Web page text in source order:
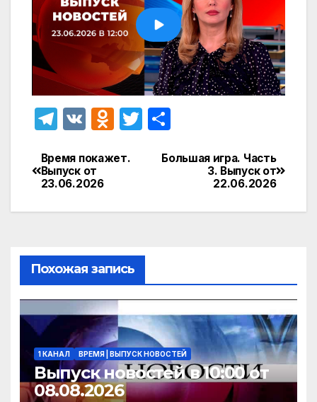
T
e
gr
a
V
O
n
kl
s
s
ni
ki
T
itt п
а
т
ь
Навигация
по
Большая игра. Часть
3. Выпуск от
22.06.2026
Время покажет.
Выпуск от
23.06.2026
Похожая запись
1 КАНАЛ ВРЕМЯ | ВЫПУСК НОВОСТЕЙ
Выпуск новостей в 10:00 от
08.08.2026